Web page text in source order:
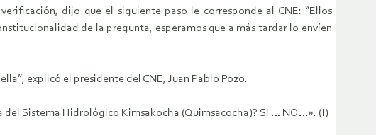
dijo que el siguiente paso le corresponde al CNE: “Ellos
de la pregunta, esperamos que a más tardar lo envíen
explicó el presidente del CNE, Juan Pablo Pozo.
del Sistema Hidrológico Kimsakocha (Quimsacocha)? SI … NO…». (I)